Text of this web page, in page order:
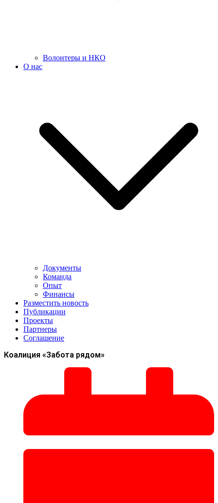
Волонтеры и НКО
О нас
Документы
Команда
Опыт
Финансы
Разместить новость
Публикации
Проекты
Партнеры
Соглашение
Коалиция «Забота рядом»